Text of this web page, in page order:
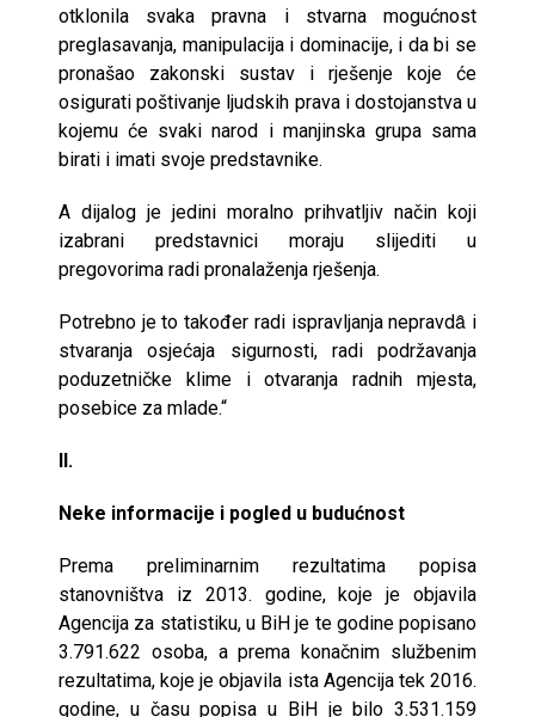
otklonila svaka pravna i stvarna mogućnost
preglasavanja, manipulacija i dominacije, i da bi se
pronašao zakonski sustav i rješenje koje će
osigurati poštivanje ljudskih prava i dostojanstva u
kojemu će svaki narod i manjinska grupa sama
birati i imati svoje predstavnike.
A dijalog je jedini moralno prihvatljiv način koji
izabrani predstavnici moraju slijediti u
pregovorima radi pronalaženja rješenja.
Potrebno je to također radi ispravljanja nepravdȃ i
stvaranja osjećaja sigurnosti, radi podržavanja
poduzetničke klime i otvaranja radnih mjesta,
posebice za mlade.“
II.
Neke informacije i pogled u budućnost
Prema preliminarnim rezultatima popisa
stanovništva iz 2013. godine, koje je objavila
Agencija za statistiku, u BiH je te godine popisano
3.791.622 osoba, a prema konačnim službenim
rezultatima, koje je objavila ista Agencija tek 2016.
godine, u času popisa u BiH je bilo 3.531.159